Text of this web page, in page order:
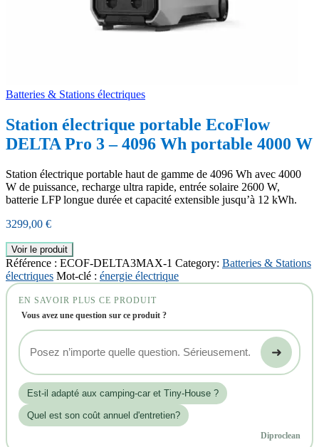
Batteries & Stations électriques
Station électrique portable EcoFlow
DELTA Pro 3 – 4096 Wh portable 4000 W
Station électrique portable haut de gamme de 4096 Wh avec 4000
W de puissance, recharge ultra rapide, entrée solaire 2600 W,
batterie LFP longue durée et capacité extensible jusqu’à 12 kWh.
3299,00 €
Voir le produit
Référence : ECOF-DELTA3MAX-1 Category: Batteries & Stations
électriques Mot-clé : énergie électrique
EN SAVOIR PLUS CE PRODUIT
Vous avez une question sur ce produit ?
➜
Est‑il adapté aux camping-car et Tiny-House ?
Quel est son coût annuel d'entretien?
Diproclean